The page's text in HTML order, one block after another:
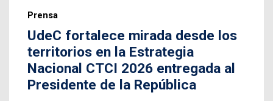
Prensa
UdeC fortalece mirada desde los
territorios en la Estrategia
Nacional CTCI 2026 entregada al
Presidente de la República